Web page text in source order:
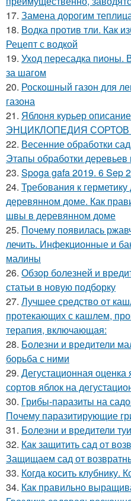
17. Замена дорогим
18. Водка против тли. Как
Рецепт с водкой
19. Уход пересадка
за шагом
20. Роскошный газон для
газона
21. Яблоня курьер
ЭНЦИКЛОПЕДИЯ
22. Весенние обработки
Этапы обработки деревьев
23. Spoga gafa 2019. 6 Sep
24. Требования к
деревянном доме. Как
швы в деревянном доме
25. Почему появилась
лечить. Инфекционные и
малины
26. Обзор болезней и
статьи в новую подборку
27. Лучшее средство от
протекающих с кашлем,
терапия, включающая:
28. Болезни и вредители
борьба с ними
29. Дегустационная
сортов яблок на
30. Грибы-паразиты на
Почему паразитирующие
31. Болезни и вредители
32. Как защитить сад от
Защищаем сад от
33. Когда косить клубнику.
34. Как правильно